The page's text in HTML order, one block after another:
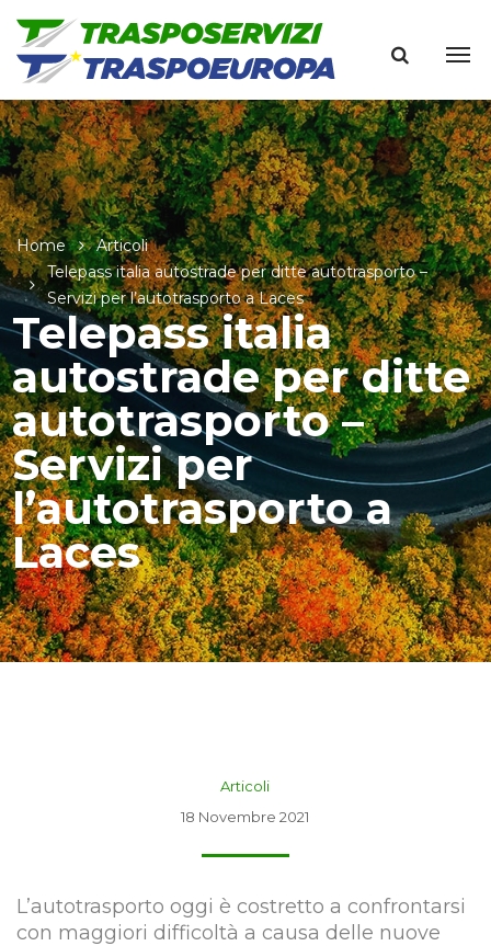
Home
Articoli
Telepass italia autostrade per ditte autotrasporto –
Servizi per l’autotrasporto a Laces
Telepass italia
autostrade per ditte
autotrasporto –
Servizi per
l’autotrasporto a
Laces
Articoli
18 Novembre 2021
L’autotrasporto oggi è costretto a confrontarsi
con maggiori difficoltà a causa delle nuove